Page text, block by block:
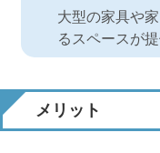
大型の家具や
るスペースが
メリット